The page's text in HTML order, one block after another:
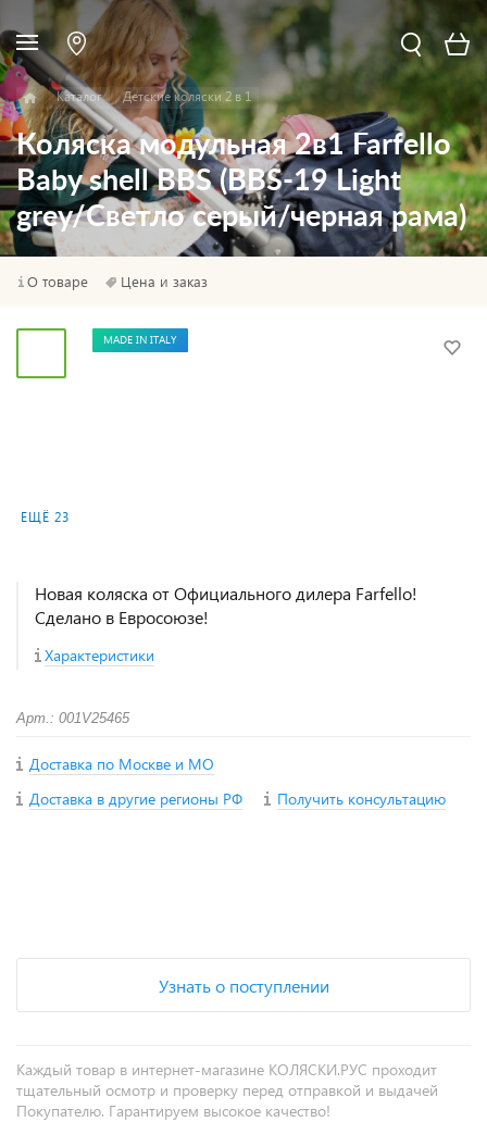
Каталог Детские коляски 2 в 1
Коляска модульная 2в1 Farfello
Baby shell BBS (BBS-19 Light
grey/Светло серый/черная рама)
О товаре Цена и заказ
ЕЩЁ 23
MADE IN ITALY
Новая коляска от Официального дилера Farfello!
Сделано в Евросоюзе!
Характеристики
Арт.: 001V25465
Доставка по Москве и МО
Доставка в другие регионы РФ
Получить консультацию
Узнать о поступлении
Каждый товар в интернет-магазине КОЛЯСКИ.РУС проходит
тщательный осмотр и проверку перед отправкой и выдачей
Покупателю. Гарантируем высокое качество!